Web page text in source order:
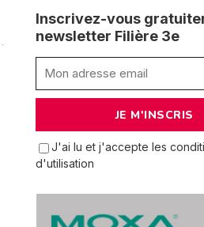
Inscrivez-vous
newsletter Filière 3e
J'ai lu et j'accepte les
d'utilisation